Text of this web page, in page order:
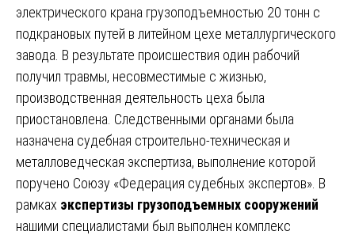
электрического крана грузоподъемностью 20 тонн с
подкрановых путей в литейном цехе металлургического
завода. В результате происшествия один рабочий
получил травмы, несовместимые с жизнью,
производственная деятельность цеха была
приостановлена. Следственными органами была
назначена судебная строительно-техническая и
металловедческая экспертиза, выполнение которой
поручено Союзу «Федерация судебных экспертов». В
рамках экспертизы грузоподъемных сооружений
нашими специалистами был выполнен комплекс